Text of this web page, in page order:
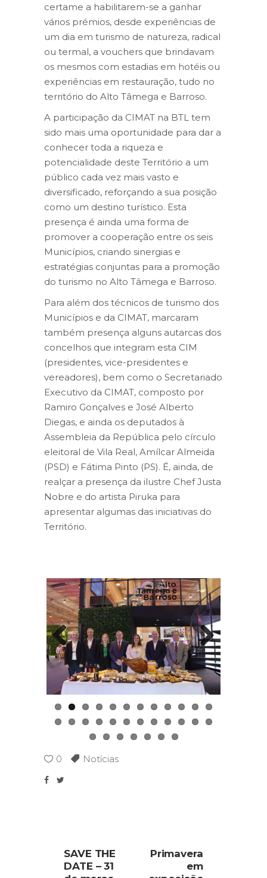
certame a habilitarem-se a ganhar
vários prémios, desde experiências de
um dia em turismo de natureza, radical
ou termal, a vouchers que brindavam
os mesmos com estadias em hotéis ou
experiências em restauração, tudo no
território do Alto Tâmega e Barroso.
A participação da CIMAT na BTL tem
sido mais uma oportunidade para dar a
conhecer toda a riqueza e
potencialidade deste Território a um
público cada vez mais vasto e
diversificado, reforçando a sua posição
como um destino turístico. Esta
presença é ainda uma forma de
promover a cooperação entre os seis
Municípios, criando sinergias e
estratégias conjuntas para a promoção
do turismo no Alto Tâmega e Barroso.
Para além dos técnicos de turismo dos
Municípios e da CIMAT, marcaram
também presença alguns autarcas dos
concelhos que integram esta CIM
(presidentes, vice-presidentes e
vereadores), bem como o Secretariado
Executivo da CIMAT, composto por
Ramiro Gonçalves e José Alberto
Diegas, e ainda os deputados à
Assembleia da República pelo círculo
eleitoral de Vila Real, Amílcar Almeida
(PSD) e Fátima Pinto (PS). É, ainda, de
realçar a presença da ilustre Chef Justa
Nobre e do artista Piruka para
apresentar algumas das iniciativas do
Território.
Previous Next
0 Notícias
SAVE THE
DATE – 31
Primavera
em